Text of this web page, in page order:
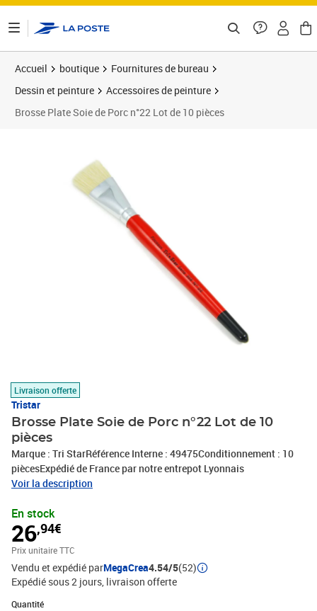
Accueil boutique
Fournitures de bureau
Dessin et peinture
Accessoires de peinture
Brosse Plate Soie de Porc n°22 Lot de 10 pièces
Livraison offerte
Tristar
Brosse Plate Soie de Porc n°22 Lot de 10
pièces
Marque : Tri StarRéférence Interne : 49475Conditionnement : 10
piècesExpédié de France par notre entrepot Lyonnais
Voir la description
En stock
26,94€
Prix unitaire TTC
Vendu et expédié parMegaCrea4.54/5(52)
Expédié sous 2 jours livraison offerte
Quantité
Quantité : 1